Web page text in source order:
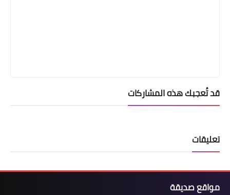
قد تُعجبك هذه المشاركات
تعليقات
مواقع صديقة